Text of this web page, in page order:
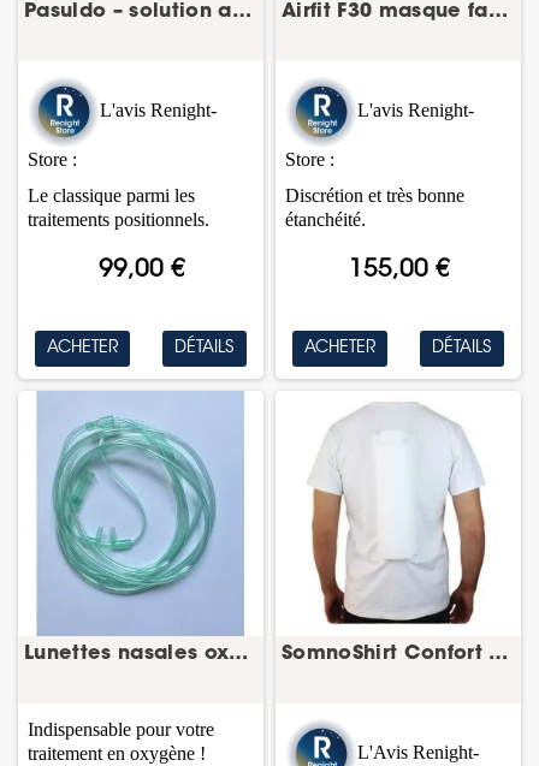
Pasuldo – solution anti-ronflement
99,00 €
L'avis Renight-
Store :
Le classique parmi les
traitements positionnels.
ACHETER DÉTAILS
Airfit F30 masque facial Resmed
155,00 €
L'avis Renight-
Store :
Discrétion et très bonne
étanchéité.
ACHETER DÉTAILS
Lunettes nasales oxygène – lot de 5
Indispensable pour votre
traitement en oxygène !
SomnoShirt Confort avec coussin d'air –...
L'Avis Renight-